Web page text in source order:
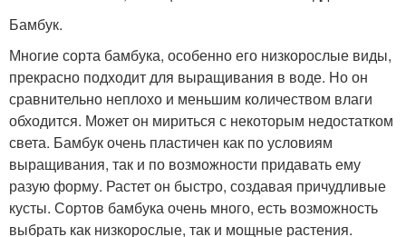
Бамбук.
Многие сорта бамбука, особенно его низкорослые виды,
прекрасно подходит для выращивания в воде. Но он
сравнительно неплохо и меньшим количеством влаги
обходится. Может он мириться с некоторым недостатком
света. Бамбук очень пластичен как по условиям
выращивания, так и по возможности придавать ему
разую форму. Растет он быстро, создавая причудливые
кусты. Сортов бамбука очень много, есть возможность
выбрать как низкорослые, так и мощные растения.